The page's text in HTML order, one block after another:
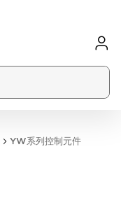
YW系列控制元件